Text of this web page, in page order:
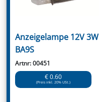
Anzeigelampe 12V 3W
BA9S
Artnr: 00451
€ 0.60
(Preis inkl. 20% USt.)